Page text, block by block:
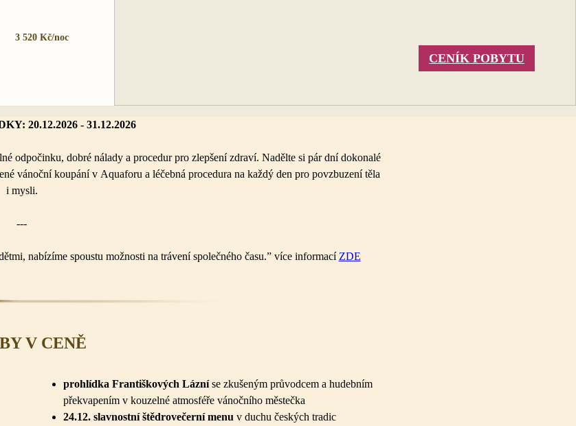
3 520 Kč/noc
CENÍK POBYTU
20.12.2026 - 31.12.2026
odpočinku, dobré nálady a procedur pro zlepšení zdraví. Nadělte si pár dní dokonalé
vánoční koupání v Aquaforu a léčebná procedura na každý den pro povzbuzení těla
i mysli.
---
nabízíme spoustu možnosti na trávení společného času.” více informací ZDE
V CENĚ
prohlídka Františkových Lázníse zkušeným průvodcem a hudebním
překvapením v kouzelné atmosféře vánočního městečka
24.12. slavnostní štědrovečerní menu v duchu českých tradic